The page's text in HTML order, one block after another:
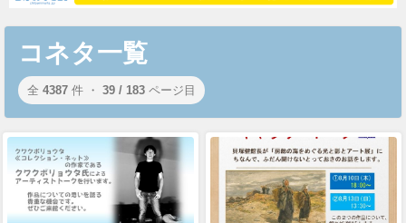
コネタ一覧
全 4387 件 ・ 39 / 183 ページ目